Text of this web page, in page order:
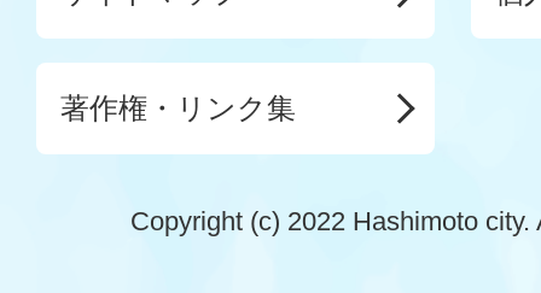
著作権・リンク集
Copyright (c) 2022 Hashimoto